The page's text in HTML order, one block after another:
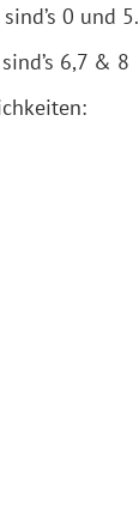
0 und 5.
6,7 & 8